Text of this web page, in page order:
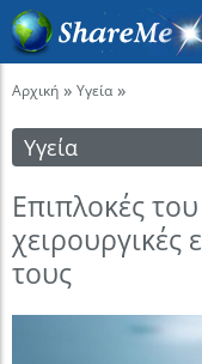
Αρχική » Υγεία »
Υγεία
Επιπλοκές
χειρουργικές
τους